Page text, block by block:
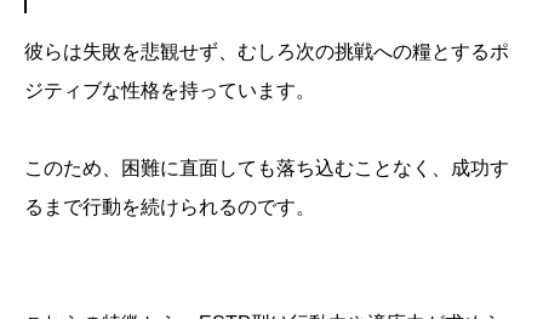
彼らは失敗を悲観せず、むしろ次の挑戦への糧とするポ
ジティブな性格を持っています。
このため、困難に直面しても落ち込むことなく、成功す
るまで行動を続けられるのです。